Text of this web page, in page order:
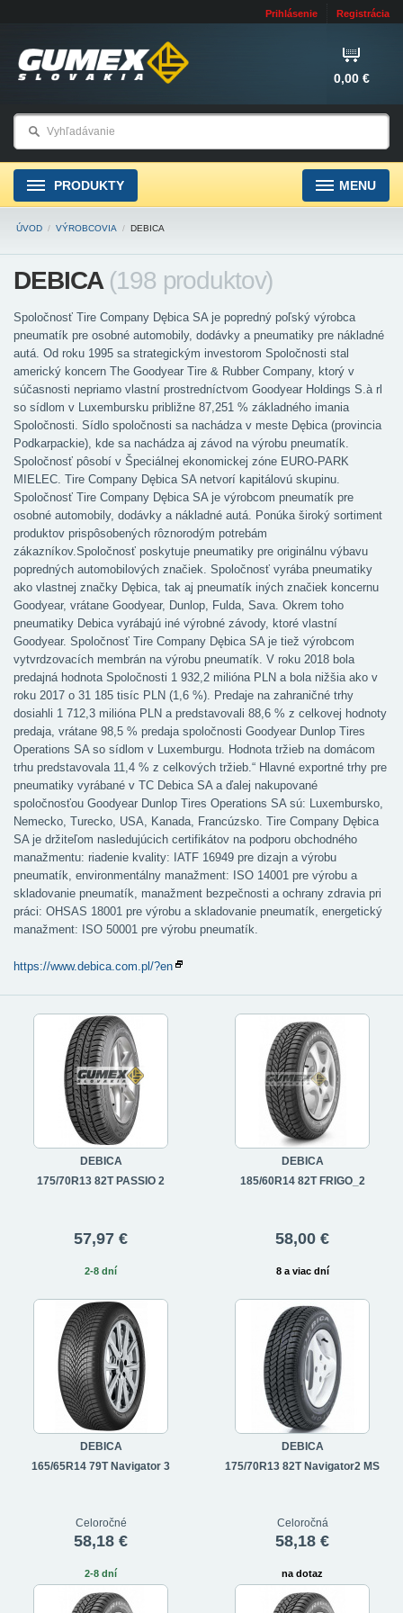
Prihlásenie Registrácia
0,00 €
PRODUKTY MENU
ÚVOD / VÝROBCOVIA / DEBICA
DEBICA (198 produktov)
Spoločnosť Tire Company Dębica SA je popredný poľský výrobca
pneumatík pre osobné automobily, dodávky a pneumatiky pre nákladné
autá. Od roku 1995 sa strategickým investorom Spoločnosti stal
americký koncern The Goodyear Tire & Rubber Company, ktorý v
súčasnosti nepriamo vlastní prostredníctvom Goodyear Holdings S.à rl
so sídlom v Luxembursku približne 87,251 % základného imania
Spoločnosti. Sídlo spoločnosti sa nachádza v meste Dębica (provincia
Podkarpackie), kde sa nachádza aj závod na výrobu pneumatík.
Spoločnosť pôsobí v Špeciálnej ekonomickej zóne EURO-PARK
MIELEC. Tire Company Dębica SA netvorí kapitálovú skupinu.
Spoločnosť Tire Company Dębica SA je výrobcom pneumatík pre
osobné automobily, dodávky a nákladné autá. Ponúka široký sortiment
produktov prispôsobených rôznorodým potrebám
zákazníkov.Spoločnosť poskytuje pneumatiky pre originálnu výbavu
popredných automobilových značiek. Spoločnosť vyrába pneumatiky
ako vlastnej značky Dębica, tak aj pneumatík iných značiek koncernu
Goodyear, vrátane Goodyear, Dunlop, Fulda, Sava. Okrem toho
pneumatiky Debica vyrábajú iné výrobné závody, ktoré vlastní
Goodyear. Spoločnosť Tire Company Dębica SA je tiež výrobcom
vytvrdzovacích membrán na výrobu pneumatík. V roku 2018 bola
predajná hodnota Spoločnosti 1 932,2 milióna PLN a bola nižšia ako v
roku 2017 o 31 185 tisíc PLN (1,6 %). Predaje na zahraničné trhy
dosiahli 1 712,3 milióna PLN a predstavovali 88,6 % z celkovej hodnoty
predaja, vrátane 98,5 % predaja spoločnosti Goodyear Dunlop Tires
Operations SA so sídlom v Luxemburgu. Hodnota tržieb na domácom
trhu predstavovala 11,4 % z celkových tržieb.“ Hlavné exportné trhy pre
pneumatiky vyrábané v TC Debica SA a ďalej nakupované
spoločnosťou Goodyear Dunlop Tires Operations SA sú: Luxembursko,
Nemecko, Turecko, USA, Kanada, Francúzsko. Tire Company Dębica
SA je držiteľom nasledujúcich certifikátov na podporu obchodného
manažmentu: riadenie kvality: IATF 16949 pre dizajn a výrobu
pneumatík, environmentálny manažment: ISO 14001 pre výrobu a
skladovanie pneumatík, manažment bezpečnosti a ochrany zdravia pri
práci: OHSAS 18001 pre výrobu a skladovanie pneumatík, energetický
manažment: ISO 50001 pre výrobu pneumatík.
https://www.debica.com.pl/?en
DEBICA
175/70R13 82T PASSIO 2
57,97 €
2-8 dní
DEBICA
185/60R14 82T FRIGO_2
58,00 €
8 a viac dní
DEBICA
165/65R14 79T Navigator 3
Celoročné
58,18 €
2-8 dní
DEBICA
175/70R13 82T Navigator2 MS
Celoročná
58,18 €
na dotaz